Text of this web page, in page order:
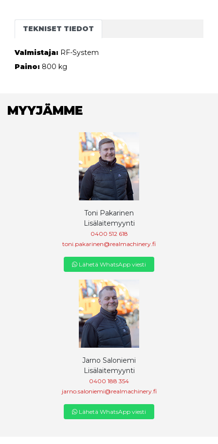
TEKNISET TIEDOT
Valmistaja: RF-System
Paino: 800 kg
MYYJÄMME
Toni Pakarinen
Lisälaitemyynti
0400 512 618
toni.pakarinen@realmachinery.fi
Lähetä WhatsApp viesti
Jarno Saloniemi
Lisälaitemyynti
0400 188 354
jarno.saloniemi@realmachinery.fi
Lähetä WhatsApp viesti